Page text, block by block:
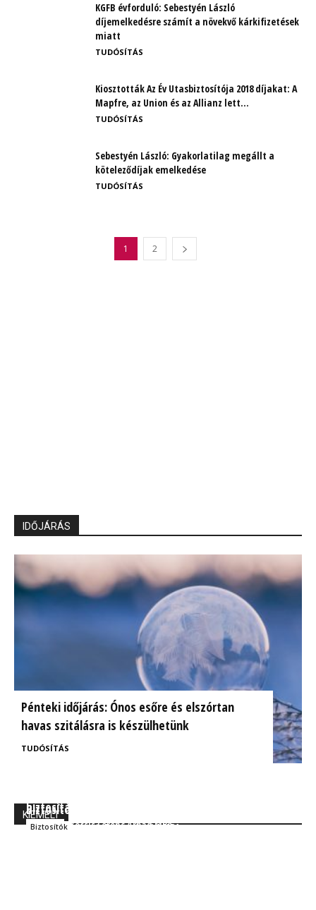
KGFB évforduló: Sebestyén László
díjemelkedésre számít a növekvő kárkifizetések
miatt
TUDÓSÍTÁS
Kiosztották Az Év Utasbiztosítója 2018 díjakat: A
Mapfre, az Union és az Allianz lett...
TUDÓSÍTÁS
Sebestyén László: Gyakorlatilag megállt a
köteleződíjak emelkedése
TUDÓSÍTÁS
1 2
IDŐJÁRÁS
Pénteki időjárás: Ónos esőre és elszórtan
havas szitálásra is készülhetünk
TUDÓSÍTÁS
KIEMELT
biztosítás jövője!
Szakmai Kocsis Ferenc Árpád MBA
Biztosítónál
Biztosítók Kocsis Ferenc Árpád MBA